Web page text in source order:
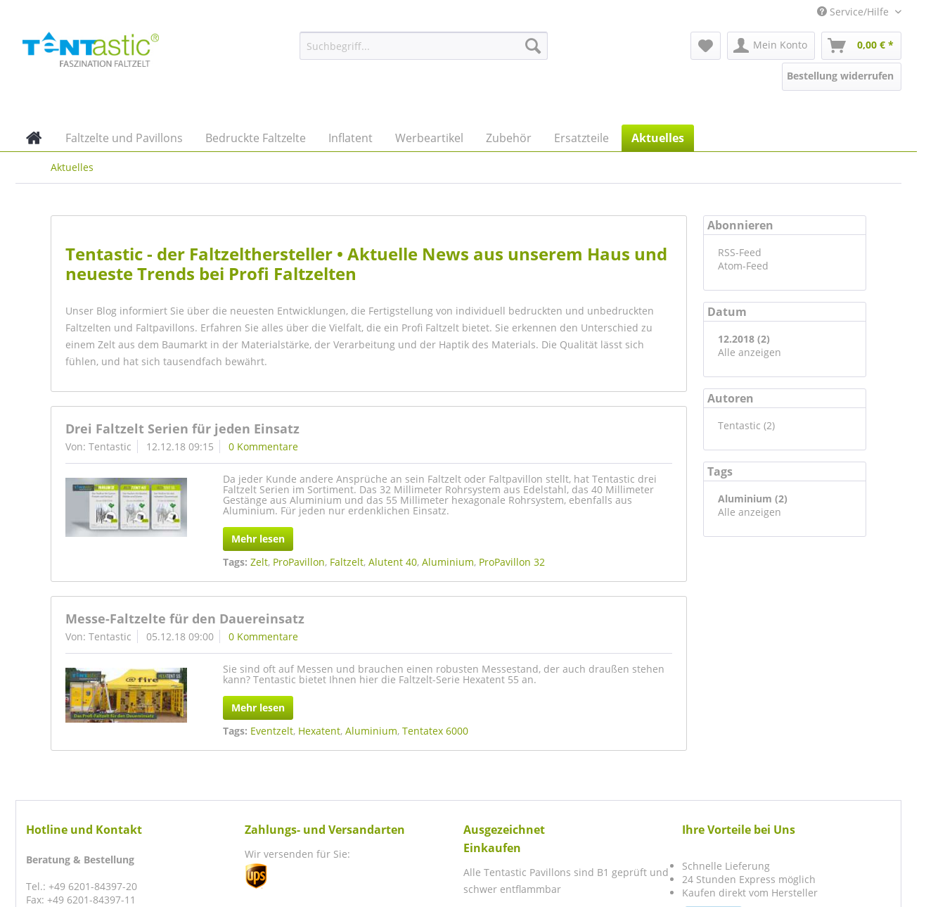
Service/Hilfe
Mein Konto 0,00 € *
Bestellung widerrufen
Faltzelte und Pavillons Bedruckte Faltzelte Inflatent Werbeartikel Zubehör Ersatzteile Aktuelles
Aktuelles
Abonnieren
RSS-Feed
Atom-Feed
Datum
12.2018 (2)
Alle anzeigen
Autoren
Tentastic (2)
Tags
Aluminium (2)
Alle anzeigen
Tentastic - der Faltzelthersteller • Aktuelle News aus unserem Haus und
neueste Trends bei Profi Faltzelten
Unser Blog informiert Sie über die neuesten Entwicklungen, die Fertigstellung von individuell bedruckten und unbedruckten
Faltzelten und Faltpavillons. Erfahren Sie alles über die Vielfalt, die ein Profi Faltzelt bietet. Sie erkennen den Unterschied zu
einem Zelt aus dem Baumarkt in der Materialstärke, der Verarbeitung und der Haptik des Materials. Die Qualität lässt sich
fühlen, und hat sich tausendfach bewährt.
Drei Faltzelt Serien für jeden Einsatz
Von: Tentastic 12.12.18 09:15 0 Kommentare
Da jeder Kunde andere Ansprüche an sein Faltzelt oder Faltpavillon stellt, hat Tentastic drei
Faltzelt Serien im Sortiment. Das 32 Millimeter Rohrsystem aus Edelstahl, das 40 Millimeter
Gestänge aus Aluminium und das 55 Millimeter hexagonale Rohrsystem, ebenfalls aus
Aluminium. Für jeden nur erdenklichen Einsatz.
Mehr lesen
Tags: Zelt, ProPavillon, Faltzelt,Alutent 40,Aluminium, ProPavillon 32
Messe-Faltzelte für den Dauereinsatz
Von: Tentastic 05.12.18 09:00 0 Kommentare
Sie sind oft auf Messen und brauchen einen robusten Messestand, der auch draußen stehen
kann? Tentastic bietet Ihnen hier die Faltzelt-Serie Hexatent 55 an.
Mehr lesen
Tags: Eventzelt, Hexatent,Aluminium,Tentatex 6000
Hotline und Kontakt
Beratung & Bestellung
Tel.: +49 6201-84397-20
Fax: +49 6201-84397-11
Zahlungs- und Versandarten
Wir versenden für Sie:
Ausgezeichnet
Einkaufen
Alle Tentastic Pavillons sind B1 geprüft und
schwer entflammbar
Ihre Vorteile bei Uns
Schnelle Lieferung
24 Stunden Express möglich
Kaufen direkt vom Hersteller